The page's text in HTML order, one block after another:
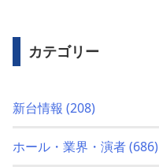
カテゴリー
新台情報 (208)
ホール・業界・演者(686)